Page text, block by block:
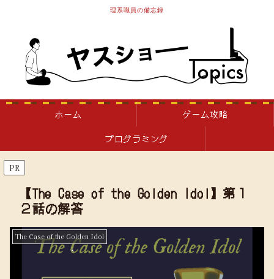
理系職員の備忘録
ホーム
ゲーム攻略
プログラミング
PR
【The Case of the Golden Idol】第１
２話の解答
The Case of the Golden Idol